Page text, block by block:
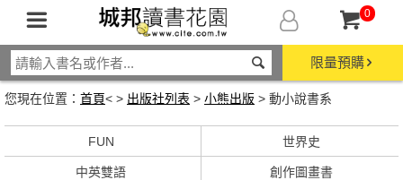
0
限量預購
您現在位置： 首頁< > 出版社列表 > 小熊出版 > 動小說書系
FUN 世界史
中英雙語 創作圖畫書